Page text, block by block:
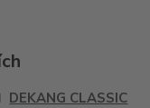
DEKANG CLASSIC